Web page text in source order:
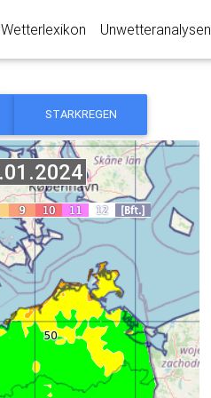
Wetterlexikon Unwetteranalysen
STARKREGEN